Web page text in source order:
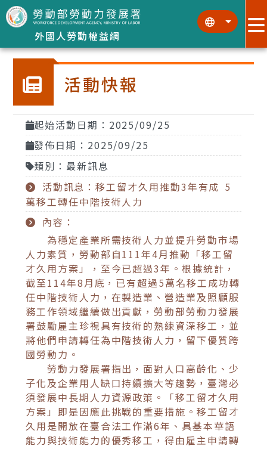
跳到主要內容區塊
外國人勞動權益網
::: :::
活動快報
起始活動日期：2025/09/25
發佈日期：2025/09/25
類別：最新訊息
活動訊息：移工留才久用推動3年有成 5
萬移工轉任中階技術人力
內容：
為穩定產業所需技術人力並提升勞動市場
人力素質，勞動部自111年4月推動「移工留
才久用方案」，至今已超過3年。根據統計，
截至114年8月底，已有超過5萬名移工成功轉
任中階技術人力，在製造業、營造業及照顧服
務工作領域繼續做出貢獻，勞動部勞動力發展
署鼓勵雇主珍視具有技術的熟練資深移工，並
將他們申請轉任為中階技術人力，留下優質跨
國勞動力。
勞動力發展署指出，面對人口高齡化、少
子化及企業用人缺口持續擴大等趨勢，臺灣必
須發展中長期人力資源政策。「移工留才久用
方案」即是因應此挑戰的重要措施。移工留才
久用是開放在臺合法工作滿6年、具基本華語
能力與技術能力的優秀移工，得由雇主申請轉